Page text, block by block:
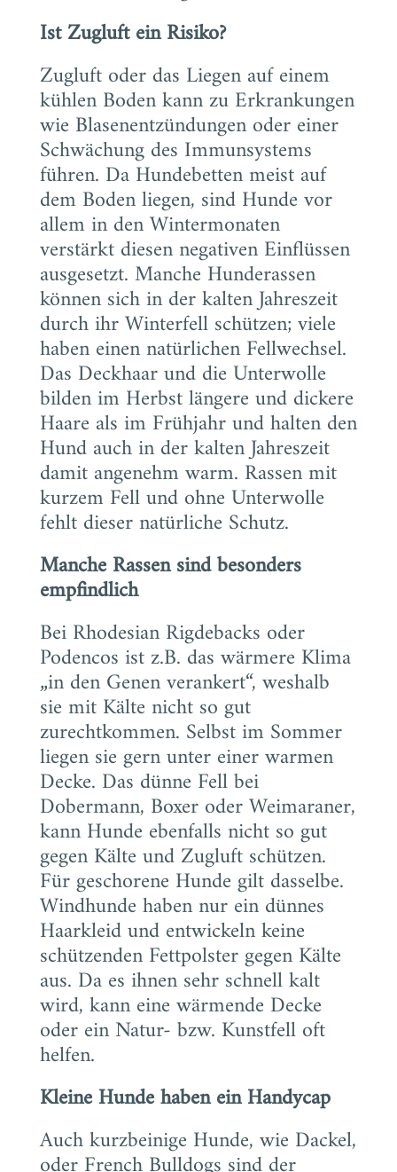
Ist Zugluft ein Risiko?
Zugluft oder das Liegen auf einem
kühlen Boden kann zu Erkrankungen
wie Blasenentzündungen oder einer
Schwächung des Immunsystems
führen. Da Hundebetten meist auf
dem Boden liegen, sind Hunde vor
allem in den Wintermonaten
verstärkt diesen negativen Einflüssen
ausgesetzt. Manche Hunderassen
können sich in der kalten Jahreszeit
durch ihr Winterfell schützen; viele
haben einen natürlichen Fellwechsel.
Das Deckhaar und die Unterwolle
bilden im Herbst längere und dickere
Haare als im Frühjahr und halten den
Hund auch in der kalten Jahreszeit
damit angenehm warm. Rassen mit
kurzem Fell und ohne Unterwolle
fehlt dieser natürliche Schutz.
Manche Rassen sind besonders
empfindlich
Bei Rhodesian Rigdebacks oder
Podencos ist z.B. das wärmere Klima
„in den Genen verankert“, weshalb
sie mit Kälte nicht so gut
zurechtkommen. Selbst im Sommer
liegen sie gern unter einer warmen
Decke. Das dünne Fell bei
Dobermann, Boxer oder Weimaraner,
kann Hunde ebenfalls nicht so gut
gegen Kälte und Zugluft schützen.
Für geschorene Hunde gilt dasselbe.
Windhunde haben nur ein dünnes
Haarkleid und entwickeln keine
schützenden Fettpolster gegen Kälte
aus. Da es ihnen sehr schnell kalt
wird, kann eine wärmende Decke
oder ein Natur- bzw. Kunstfell oft
helfen.
Kleine Hunde haben ein Handycap
Auch kurzbeinige Hunde, wie Dackel,